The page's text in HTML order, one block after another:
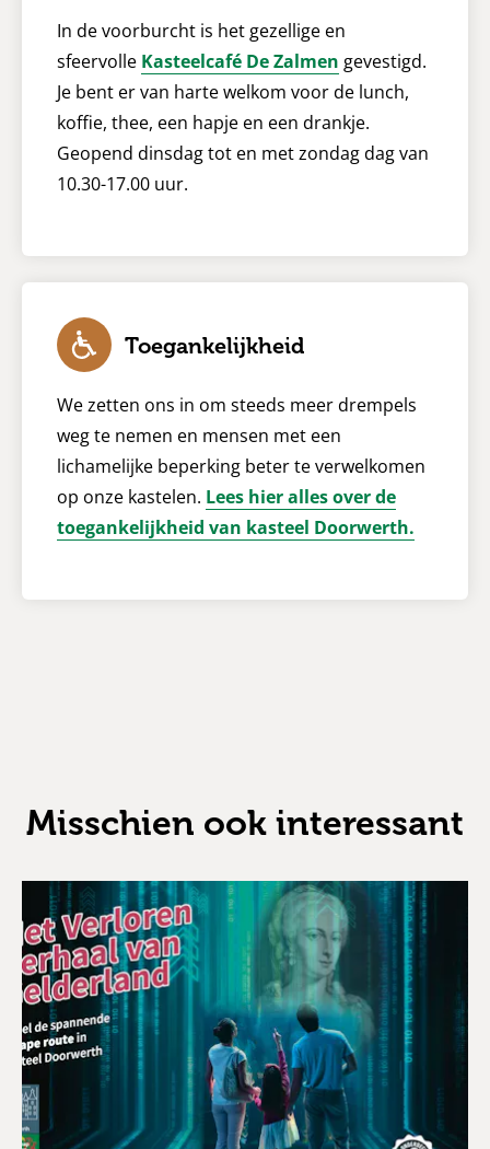
In de voorburcht is het gezellige en
sfeervolle Kasteelcafé De Zalmen gevestigd.
Je bent er van harte welkom voor de lunch,
koffie, thee, een hapje en een drankje.
Geopend dinsdag tot en met zondag dag van
10.30-17.00 uur.
Toegankelijkheid
We zetten ons in om steeds meer drempels
weg te nemen en mensen met een
lichamelijke beperking beter te verwelkomen
op onze kastelen. Lees hier alles over de
toegankelijkheid van kasteel Doorwerth.
Misschien ook interessant